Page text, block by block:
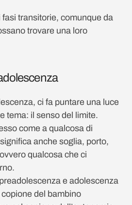
transitorie, comunque da
trovare una loro
ci fa puntare una luce
tema: il senso del limite.
come a qualcosa di
anche soglia, porto,
qualcosa che ci
e adolescenza
del bambino